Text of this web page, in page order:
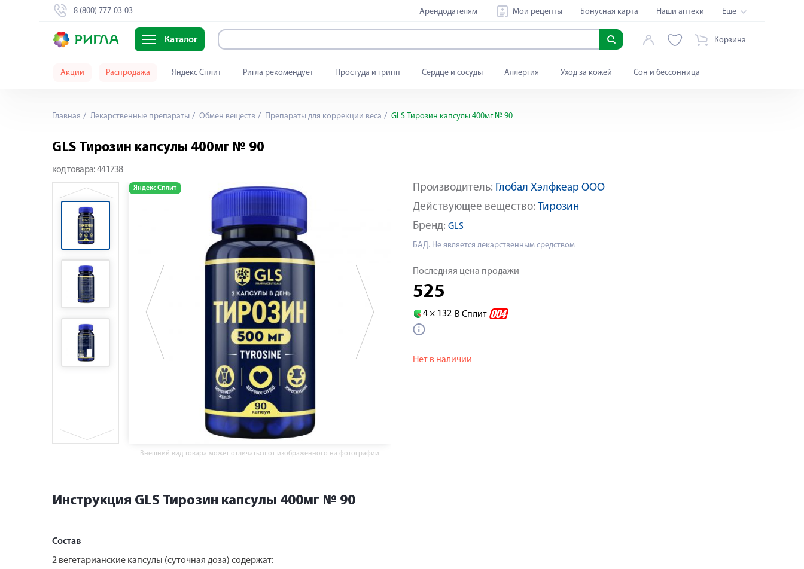
8 (800) 777-03-03 Арендодателям Мои рецепты Бонусная карта Наши аптеки Еще
Каталог Корзина
Акции Распродажа Яндекс Сплит Ригла рекомендует Простуда и грипп Сердце и сосуды Аллергия Уход за кожей Сон и бессонница
Главная Лекарственные препараты Обмен веществ Препараты для коррекции веса GLS Тирозин капсулы 400мг № 90
GLS Тирозин капсулы 400мг № 90
код товара: 441738
Яндекс Сплит Яндекс Сплит
Внешний вид товара может отличаться от изображённого на фотографии
Производитель: Глобал Хэлфкеар ООО
Действующее вещество: Тирозин
Бренд: GLS
БАД. Не является лекарственным средством
Последняя цена продажи
525
4 × 132 В Сплит
Нет в наличии
Инструкция GLS Тирозин капсулы 400мг № 90
Состав
2 вегетарианские капсулы (суточная доза) содержат: